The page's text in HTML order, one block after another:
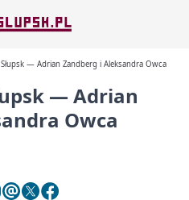
— Adrian Zandberg i Aleksandra Owca
— Adrian
Owca